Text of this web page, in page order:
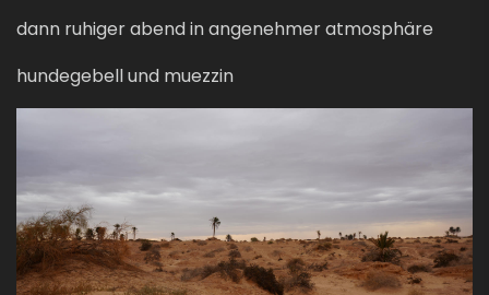
dann ruhiger abend in angenehmer atmosphäre
hundegebell und muezzin